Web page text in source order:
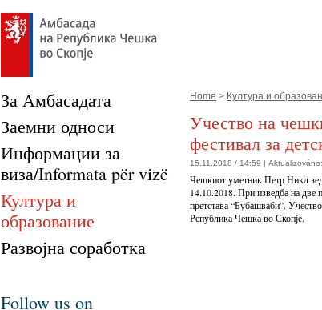
Home > Култура и
Учество на
фестивал за
15.11.2018 / 14:59 | Aktualizováno:
Чешкиот уметник Петр Никл
14.10.2018. При изведба на две
претстава “Бубашваби”.
Република Чешка во Скопје.
За Амбасадата
Заемни односи
Информации за
виза/Informata për vizë
Култура и
образование
Развојна соработка
Follow us on